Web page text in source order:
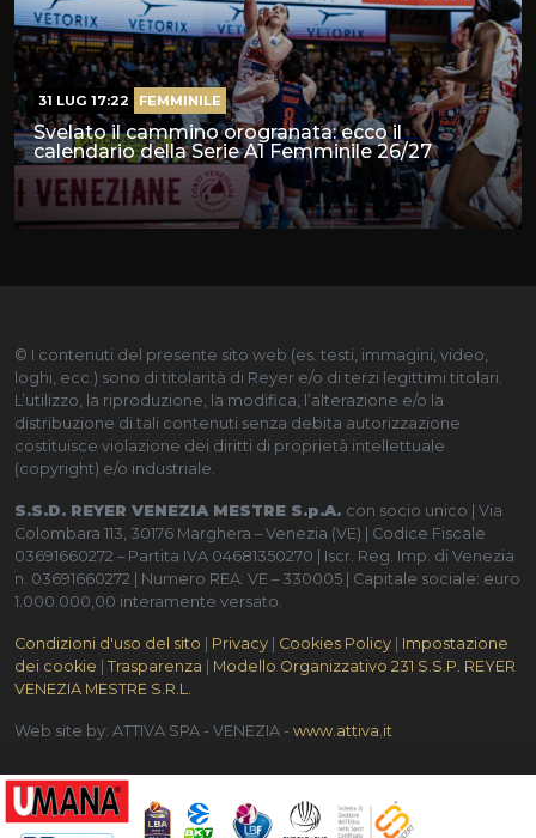
Svelato il cammino orogranata: ecco il
calendario della Serie A1 Femminile 26/27
31 LUG 17:22 FEMMINILE
© I contenuti del presente sito web (es. testi, immagini, video,
loghi, ecc.) sono di titolarità di Reyer e/o di terzi legittimi titolari.
L’utilizzo, la riproduzione, la modifica, l’alterazione e/o la
distribuzione di tali contenuti senza debita autorizzazione
costituisce violazione dei diritti di proprietà intellettuale
(copyright) e/o industriale.
S.S.D. REYER VENEZIA MESTRE S.p.A. con socio unico | Via
Colombara 113, 30176 Marghera – Venezia (VE) | Codice Fiscale
03691660272 – Partita IVA 04681350270 | Iscr. Reg. Imp. di Venezia
n. 03691660272 | Numero REA: VE – 330005 | Capitale sociale: euro
1.000.000,00 interamente versato.
Condizioni d'uso del sito Privacy Cookies Policy
Impostazione
dei cookie
Trasparenza
Modello Organizzativo 231 S.S.P. REYER
VENEZIA MESTRE S.R.L.
Web site by: ATTIVA SPA - VENEZIA - www.attiva.it